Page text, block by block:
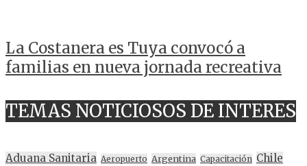
La Costanera es Tuya convocó a
familias en nueva jornada recreativa
TEMAS NOTICIOSOS DE INTERES
Aduana Sanitaria Aeropuerto Argentina Capacitación Chile